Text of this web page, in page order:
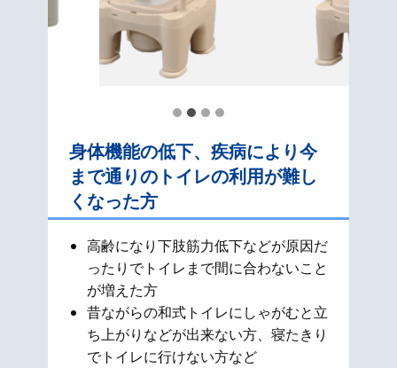
身体機能の低下、疾病により今
まで通りのトイレの利用が難し
くなった方
高齢になり下肢筋力低下などが原因だ
ったりでトイレまで間に合わないこと
が増えた方
昔ながらの和式​トイレにしゃがむと立
ち上がりなどが出来ない方、寝たきり
でトイレに行けない方など